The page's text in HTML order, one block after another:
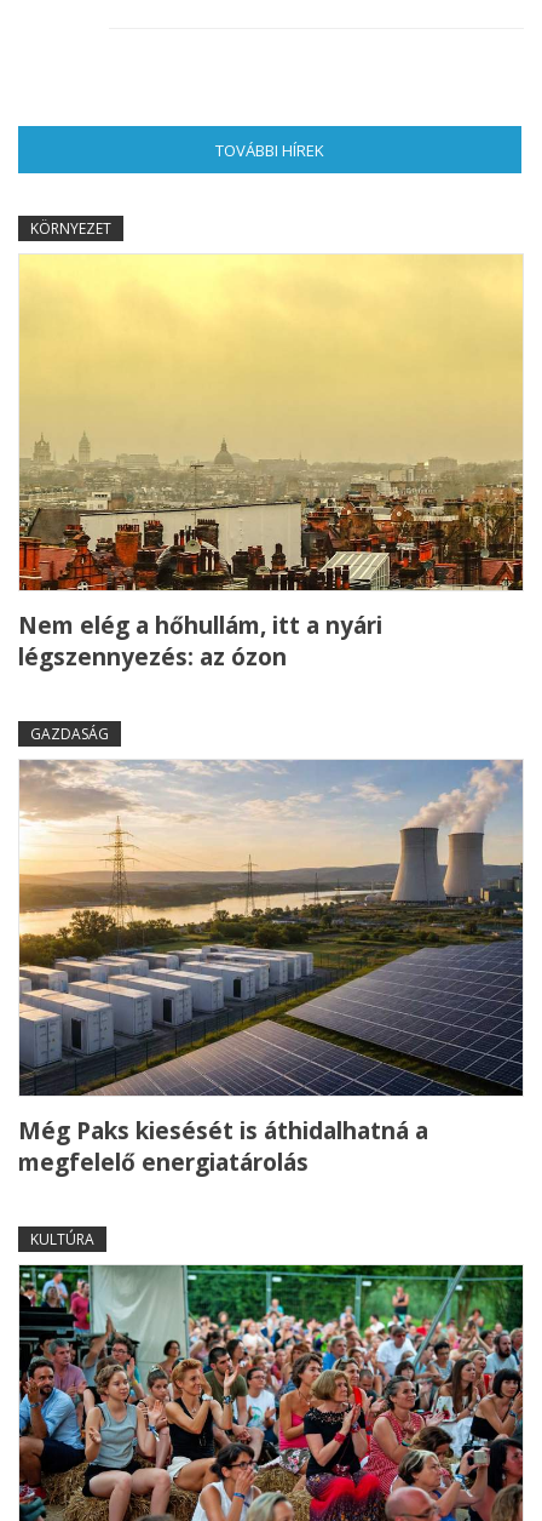
TOVÁBBI HÍREK
KÖRNYEZET
Nem elég a hőhullám, itt a nyári
légszennyezés: az ózon
GAZDASÁG
Még Paks kiesését is áthidalhatná a
megfelelő energiatárolás
KULTÚRA